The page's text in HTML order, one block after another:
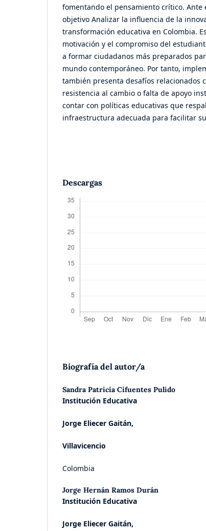
fomentando el pensamiento crítico. Ante
objetivo Analizar la influencia de la
transformación educativa en Colombia.
motivación y el compromiso del
a formar ciudadanos más preparados
mundo contemporáneo. Por tanto,
también presenta desafíos relacionados
resistencia al cambio o falta de apoyo
contar con políticas educativas que
infraestructura adecuada para facilitar
Descargas
Biografía del autor/a
Sandra Patricia Cifuentes Pulido
Institución Educativa
Jorge Eliecer Gaitán,
Villavicencio
Colombia
Jorge Hernán Ramos Durán
Institución Educativa
Jorge Eliecer Gaitán,